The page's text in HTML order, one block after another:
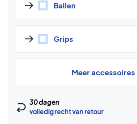
Ballen
Grips
Meer accessoires
30 dagen
volledig recht van retour